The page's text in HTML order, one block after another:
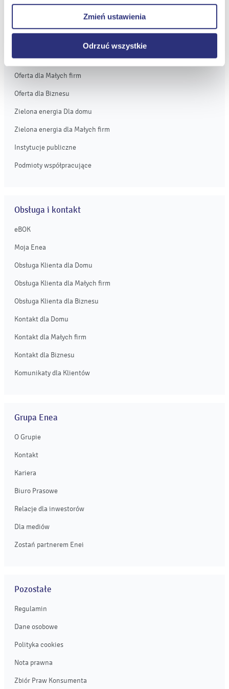
prawidłowego wyświetlania i działania naszych stron
Zmień ustawienia
Odrzuć wszystkie
Oferta dla domu
Oferta dla Małych firm
Oferta dla Biznesu
Zielona energia Dla domu
Zielona energia dla Małych firm
Instytucje publiczne
Podmioty współpracujące
Obsługa i kontakt
eBOK
Moja Enea
Obsługa Klienta dla Domu
Obsługa Klienta dla Małych firm
Obsługa Klienta dla Biznesu
Kontakt dla Domu
Kontakt dla Małych firm
Kontakt dla Biznesu
Komunikaty dla Klientów
Grupa Enea
O Grupie
Kontakt
Kariera
Biuro Prasowe
Relacje dla inwestorów
Dla mediów
Zostań partnerem Enei
Pozostałe
Regulamin
Dane osobowe
Polityka cookies
Nota prawna
Zbiór Praw Konsumenta